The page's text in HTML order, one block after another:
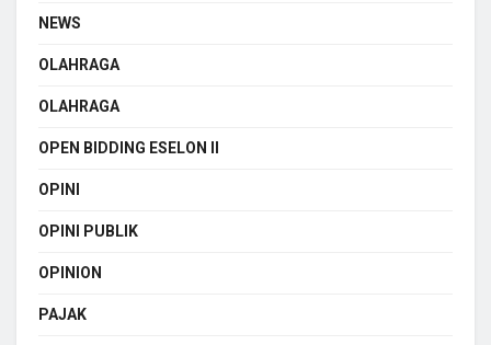
NEWS
OLAHRAGA
OLAHRAGA
OPEN BIDDING ESELON II
OPINI
OPINI PUBLIK
OPINION
PAJAK